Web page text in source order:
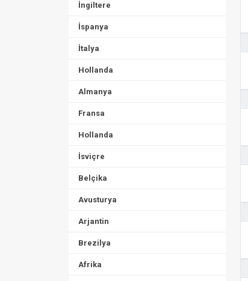
İngiltere
İspanya
İtalya
Hollanda
Almanya
Fransa
Hollanda
İsviçre
Belçika
Avusturya
Arjantin
Brezilya
Afrika